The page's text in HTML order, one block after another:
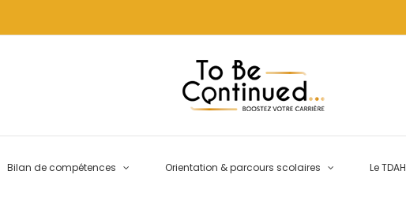
Bilan de compétences Orientation & parcours scolaires Le TDAH